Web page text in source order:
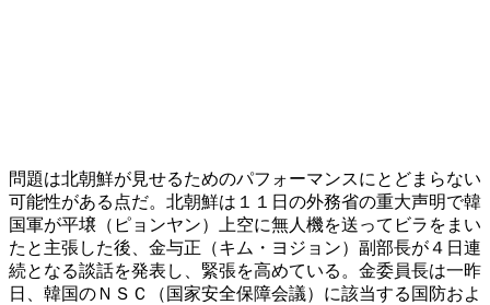
問題は北朝鮮が見せるためのパフォーマンスにとどまらない
可能性がある点だ。北朝鮮は１１日の外務省の重大声明で韓
国軍が平壌（ピョンヤン）上空に無人機を送ってビラをまい
たと主張した後、金与正（キム・ヨジョン）副部長が４日連
続となる談話を発表し、緊張を高めている。金委員長は一昨
日、韓国のＮＳＣ（国家安全保障会議）に該当する国防およ